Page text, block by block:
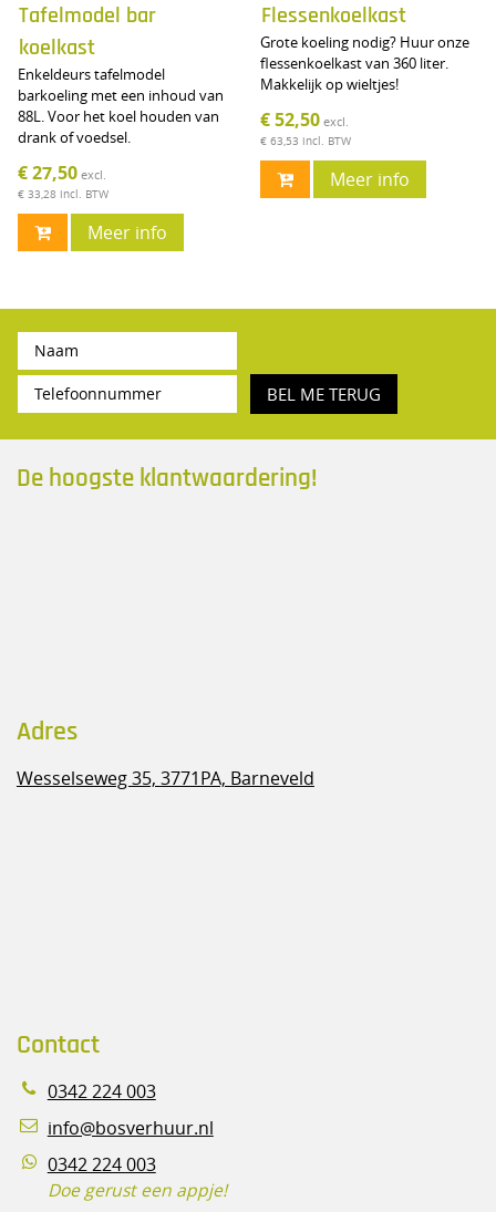
Tafelmodel bar
koelkast
Enkeldeurs tafelmodel
barkoeling met een inhoud van
88L. Voor het koel houden van
drank of voedsel.
€ 27,50 excl.
€ 33,28 incl. BTW
Meer info
Flessenkoelkast
Grote koeling nodig? Huur onze
flessenkoelkast van 360 liter.
Makkelijk op wieltjes!
€ 52,50 excl.
€ 63,53 incl. BTW
Meer info
BEL ME TERUG
De hoogste klantwaardering!
Adres
Wesselseweg 35, 3771PA, Barneveld
Contact
0342 224 003
info@bosverhuur.nl
0342 224 003
Doe gerust een appje!